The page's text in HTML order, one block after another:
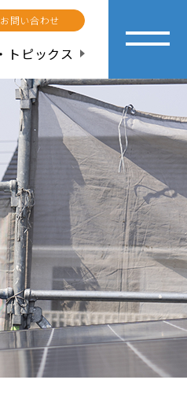
お問い合わせ
トピックス